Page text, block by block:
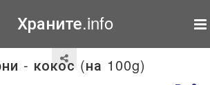
Храните.info
- кокос (на 100g)